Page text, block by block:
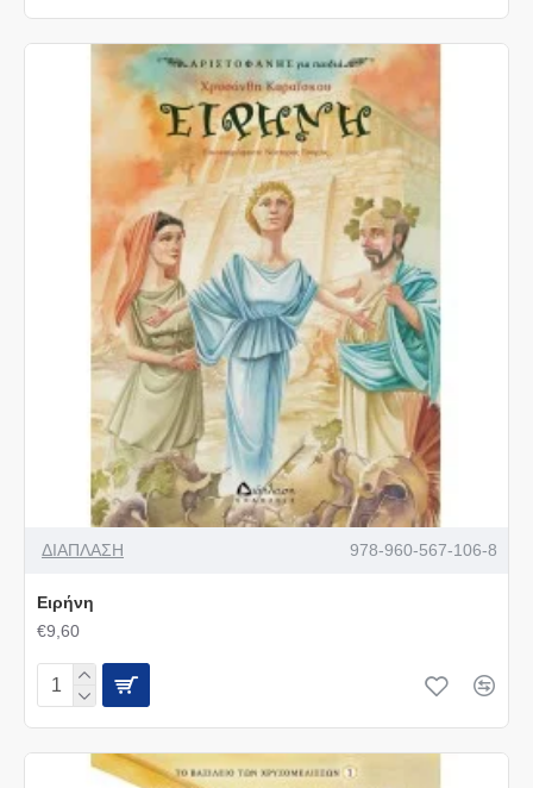
ΔΙΑΠΛΑΣΗ 978-960-567-106-8
Ειρήνη
€9,60